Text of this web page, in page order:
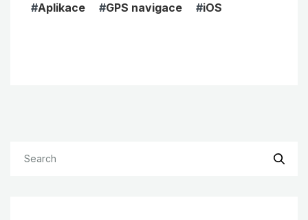
#Aplikace #GPS navigace #iOS